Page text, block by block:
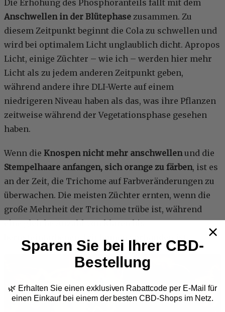
Die Erhöhung des Phosphoranteils fällt mit dem
Anschwellen in der Blütephase zusammen. Zu
diesem Zeitpunkt beginnt die Cola zu schwellen und
wird bei optimalem Licht unglaublich dicht. Apropos
Licht, einige Züchter – wie ich – werden hier mehr
Licht als zu jedem anderen Zeitpunkt geben,
während andere ihre DLI-Werte auf einem
niedrigeren Niveau haben als das, was ihre Pflanzen
zeitweise während der Vegetationsphase gesehen
haben.
Wenn die Knospen nicht mehr anschwellenund die
Stempelhaare anfangen, sich orange zu färben, ist es
an der Zeit, die Trichome auf Farbveränderungen zu
überwachen. Die meisten Züchter ernten, wenn die
große Mehrheit der Trichome trübe ist, während
eine gleiche Anzahl von klaren bis
bernsteinfarbenen Trichomen vorhanden ist.
Sparen Sie bei Ihrer CBD-
Bestellung
🌿 Erhalten Sie einen exklusiven Rabattcode per E-Mail für
einen Einkauf bei einem der besten CBD-Shops im Netz.